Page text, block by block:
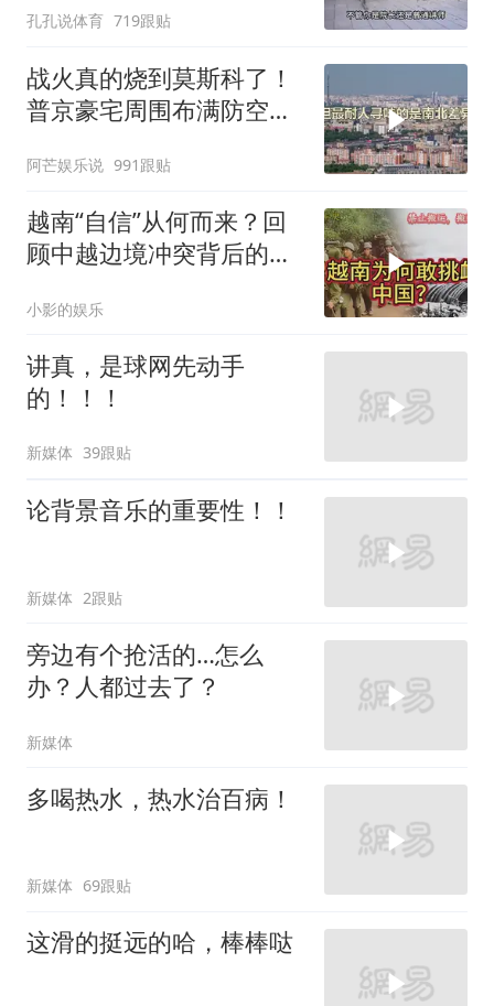
孔孔说体育 719跟贴
战火真的烧到莫斯科了！
普京豪宅周围布满防空
阿芒娱乐说 991跟贴
越南“自信”从何而来？回
顾中越边境冲突背后的故
小影的娱乐
讲真，是球网先动手
的！！！
新媒体 39跟贴
论背景音乐的重要性！！
新媒体 2跟贴
旁边有个抢活的…怎么
办？人都过去了？
新媒体
多喝热水，热水治百病！
新媒体 69跟贴
这滑的挺远的哈，棒棒哒